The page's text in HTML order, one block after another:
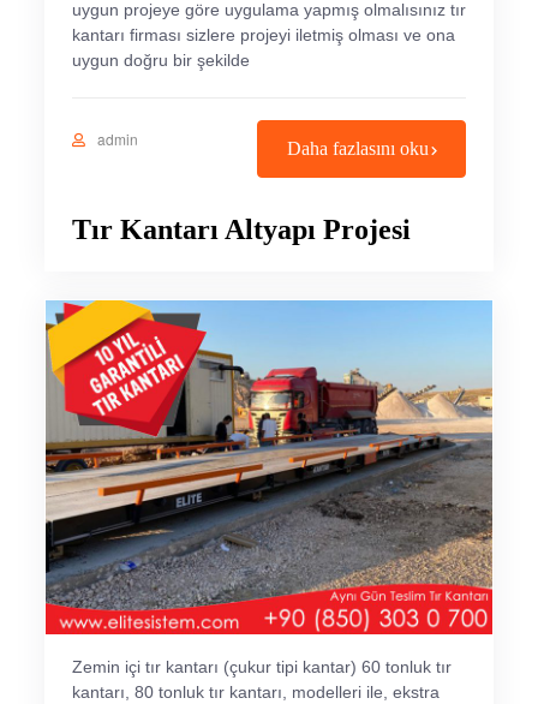
uygun projeye göre uygulama yapmış olmalısınız tır
kantarı firması sizlere projeyi iletmiş olması ve ona
uygun doğru bir şekilde
admin Daha fazlasını oku
Tır Kantarı Altyapı Projesi
Zemin içi tır kantarı (çukur tipi kantar) 60 tonluk tır
kantarı, 80 tonluk tır kantarı, modelleri ile, ekstra